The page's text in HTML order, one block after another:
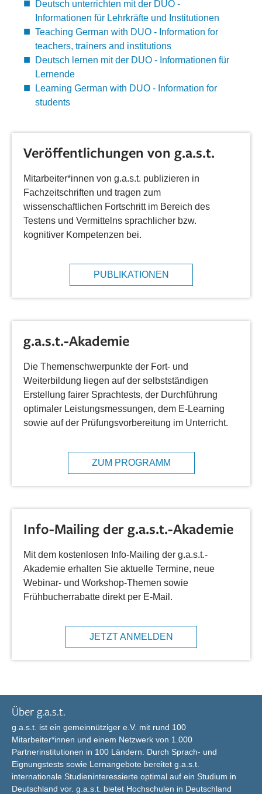
Deutsch unterrichten mit der DUO -
Informationen für Lehrkräfte und Institutionen
Teaching German with DUO - Information for
teachers, trainers and institutions
Deutsch lernen mit der DUO - Informationen für
Lernende
Learning German with DUO - Information for
students
Veröffentlichungen von g.a.s.t.
Mitarbeiter*innen von g.a.s.t. publizieren in
Fachzeitschriften und tragen zum
wissenschaftlichen Fortschritt im Bereich des
Testens und Vermittelns sprachlicher bzw.
kognitiver Kompetenzen bei.
PUBLIKATIONEN
g.a.s.t.-Akademie
Die Themenschwerpunkte der Fort- und
Weiterbildung liegen auf der selbstständigen
Erstellung fairer Sprachtests, der Durchführung
optimaler Leistungsmessungen, dem E-Learning
sowie auf der Prüfungsvorbereitung im Unterricht.
ZUM PROGRAMM
Info-Mailing der g.a.s.t.-Akademie
Mit dem kostenlosen Info-Mailing der g.a.s.t.-
Akademie erhalten Sie aktuelle Termine, neue
Webinar- und Workshop-Themen sowie
Frühbucherrabatte direkt per E-Mail.
JETZT ANMELDEN
Über g.a.s.t.
g.a.s.t. ist ein gemeinnütziger e.V. mit rund 100
Mitarbeiter*innen und einem Netzwerk von 1.000
Partnerinstitutionen in 100 Ländern. Durch Sprach- und
Eignungstests sowie Lernangebote bereitet g.a.s.t.
internationale Studieninteressierte optimal auf ein Studium in
Deutschland vor. g.a.s.t. bietet Hochschulen in Deutschland